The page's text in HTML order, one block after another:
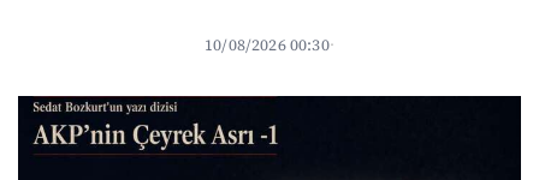
10/08/2026 00:30·